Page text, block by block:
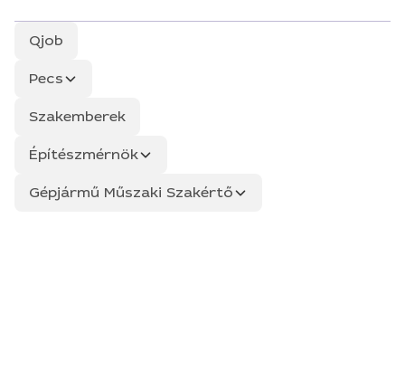
Qjob
Pecs
Szakemberek
Építészmérnök
Gépjármű Műszaki Szakértő